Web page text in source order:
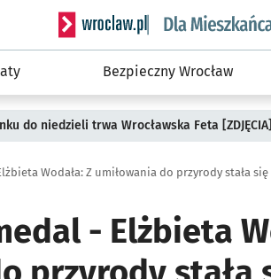
Serwis informacyjny wroclaw.pl
Bezpieczny Wrocław
do niedzieli trwa Wrocławska Feta [ZDJĘCIA]
- Elżbieta